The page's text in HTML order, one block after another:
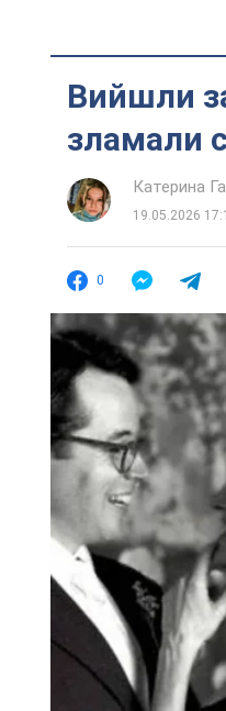
Вийшли
зламали
Катерина
19.05.2026
0